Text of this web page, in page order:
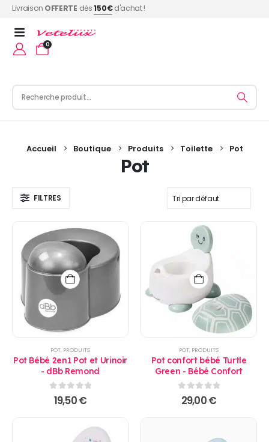
Livraison OFFERTE dès150€d'achat !
0
Accueil Boutique Produits Toilette Pot
Pot
FILTRES
POT, PRODUITS
Pot Bébé 2en1 Pot et Urinoir
- dBb Remond
0sur 5
19,50€
POT, PRODUITS
Pot confort bébé Turtle
Green - Bébé Confort
0sur 5
29,00€